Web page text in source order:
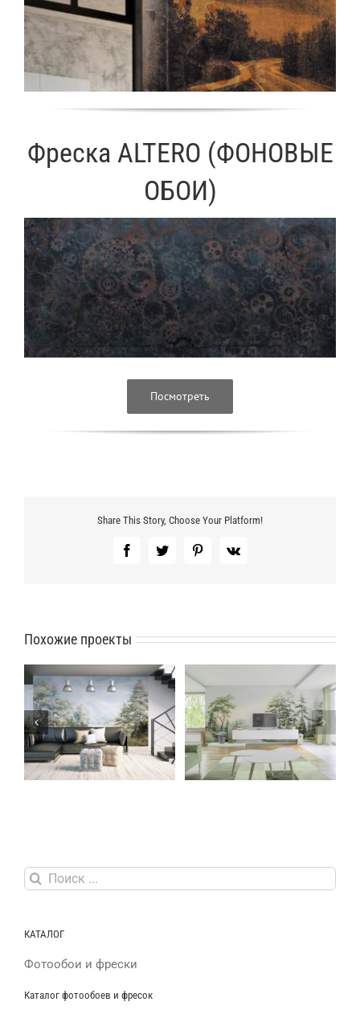
Фреска ALTERO (ФОНОВЫЕ
ОБОИ)
Посмотреть
Share This Story, Choose Your Platform!
FacebookTwitterPinterest
Vk
Похожие проекты
Фреска на стену Mistral
Tropics Туманные тропики
Фреска на стену панорама
Whispering Pines (Шепот
сосен)
Результат
поиска:
КАТАЛОГ
Фотообои и фрески
Каталог фотообоев и фресок